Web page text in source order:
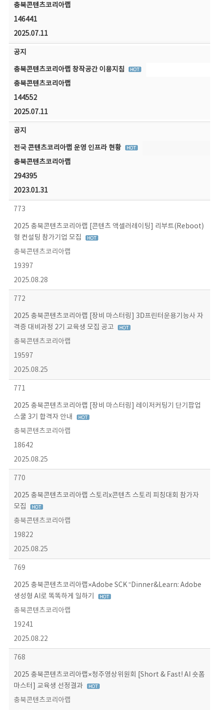
충북콘텐츠코리아랩
146441
2025.07.11
공지
충북콘텐츠코리아랩 창작공간 이용지침
충북콘텐츠코리아랩
144552
2025.07.11
공지
전국 콘텐츠코리아랩 운영 인프라 현황
충북콘텐츠코리아랩
294395
2023.01.31
773
2025 충북콘텐츠코리아랩 [콘텐츠 액셀러레이팅] 리부트(Reboot)
형 컨설팅 참가기업 모집
충북콘텐츠코리아랩
19397
2025.08.28
772
2025 충북콘텐츠코리아랩 [장비 마스터링] 3D프린터운용기능사 자
격증 대비과정 2기 교육생 모집 공고
충북콘텐츠코리아랩
19597
2025.08.25
771
2025 충북콘텐츠코리아랩 [장비 마스터링] 레이저커팅기 단기팝업
스쿨 3기 합격자 안내
충북콘텐츠코리아랩
18642
2025.08.25
770
2025 충북콘텐츠코리아랩 스토리x콘텐츠 스토리 피칭대회 참가자
모집
충북콘텐츠코리아랩
19822
2025.08.25
769
2025 충북콘텐츠코리아랩×Adobe SCK “Dinner&Learn: Adobe
생성형 AI로 똑똑하게 일하기
충북콘텐츠코리아랩
19241
2025.08.22
768
2025 충북콘텐츠코리아랩×청주영상위원회 [Short & Fast! AI 숏폼
마스터] 교육생 선정결과
충북콘텐츠코리아랩